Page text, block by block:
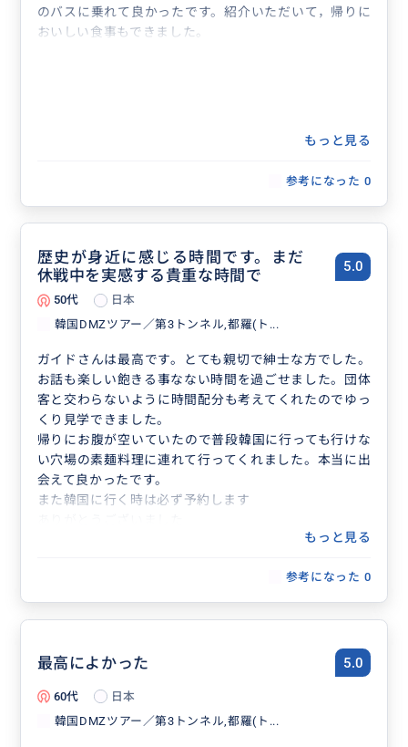
のバスに乗れて良かったです。紹介いただいて，帰りに
おいしい食事もできました。
もっと見る
参考になった 0
歴史が身近に感じる時間です。まだ
休戦中を実感する貴重な時間で
5.0
50代
日本
韓国DMZツアー／第3トンネル,都羅(ト...
ガイドさんは最高です。とても親切で紳士な方でした。
お話も楽しい飽きる事なない時間を過ごせました。団体
客と交わらないように時間配分も考えてくれたのでゆっ
くり見学できました。
帰りにお腹が空いていたので普段韓国に行っても行けな
い穴場の素麺料理に連れて行ってくれました。本当に出
会えて良かったです。
また韓国に行く時は必ず予約します
もっと見る
参考になった 0
最高によかった 5.0
60代
日本
韓国DMZツアー／第3トンネル,都羅(ト...